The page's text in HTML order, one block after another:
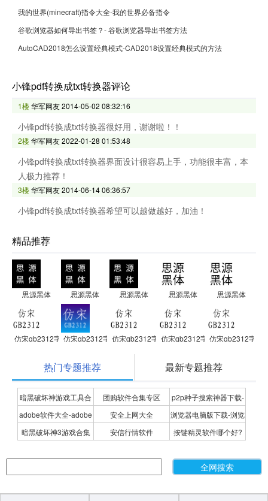
我的世界(minecraft)指令大全-我的世界必备指令
谷歌浏览器如何导出书签？- 谷歌浏览器导出书签方法
AutoCAD2018怎么设置经典模式-CAD2018设置经典模式的方法
小锋pdf转换成txt转换器评论
1楼华军网友2014-05-02 08:32:16
小锋pdf转换成txt转换器很好用，谢谢啦！！
2楼华军网友2022-01-28 01:53:48
小锋pdf转换成txt转换器界面设计很容易上手，功能很丰富，本
人极力推荐！
3楼华军网友2014-06-14 06:36:57
小锋pdf转换成txt转换器希望可以越做越好，加油！
精品推荐
思源黑体 思源黑体 思源黑体 思源黑体 思源黑体
仿宋gb2312字体仿宋gb2312字体仿宋gb2312字体仿宋gb2312字体仿宋gb2312字体
热门专题推荐 最新专题推荐
暗黑破坏神游戏工具合
集
团购软件合集专区
p2p种子搜索神器下载-
P2P种子搜索神器专题
adobe软件大全-adobe
全系列软件下载-adobe
安全上网大全
浏览器电脑版下载-浏览
器下载合集
暗黑破坏神3游戏合集 安信行情软件
按键精灵软件哪个好?